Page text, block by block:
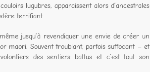
lugubres, apparaissent alors d’ancestrales
terrifiant.
jusqu’à revendiquer une envie de créer un
maori. Souvent troublant, parfois suffocant – et
des sentiers battus et c’est tout son